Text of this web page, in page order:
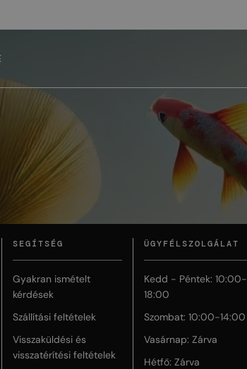
SEGÍTSÉG
Gyakran ismételt
kérdések
Szállítási feltételek
Visszaküldési és
visszatérítési feltételek
ÜGYFÉLSZOLGÁLAT
Kedd - Péntek: 10:00-
18:00
Szombat: 10:00-14:00
Vasárnap: Zárva
Hétfő: Zárva